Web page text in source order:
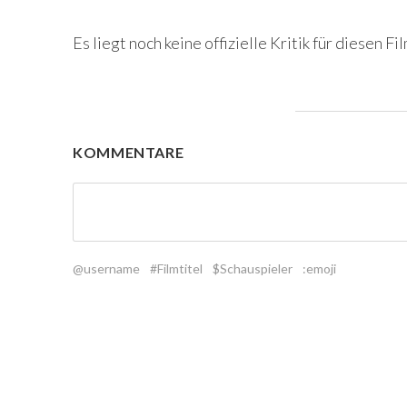
Es liegt noch keine offizielle Kritik für diesen
KOMMENTARE
@username #Filmtitel $Schauspieler :emoji